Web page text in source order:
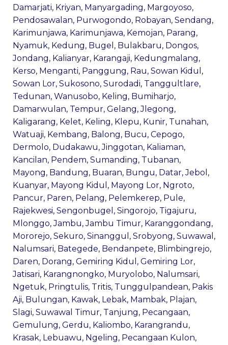
Damarjati, Kriyan, Manyargading, Margoyoso,
Pendosawalan, Purwogondo, Robayan, Sendang,
Karimunjawa, Karimunjawa, Kemojan, Parang,
Nyamuk, Kedung, Bugel , Bulakbaru, Dongos,
Jondang, Kalianyar, Karangaji, Kedungmalang,
Kerso, Menganti, Panggung, Rau, Sowan Kidul ,
Sowan Lor, Sukosono, Surodadi, Tanggultlare,
Tedunan, Wanusobo, Keling, Bumiharjo,
Damarwulan, Tempur, Gelang,Jlegong,
Kaligarang, Kelet, Keling, Klepu, Kunir, Tunahan,
Watuaji, Kembang, Balong, Bucu, Cepogo,
Dermolo, Dudakawu,Jinggotan, Kaliaman,
Kancilan, Pendem, Sumanding, Tubanan,
Mayong, Bandung, Buaran, Bungu, Datar,Jebol ,
Kuanyar, Mayong Kidul , Mayong Lor, Ngroto,
Pancur, Paren, Pelang, Pelemkerep, Pule,
Rajekwesi, Sengonbugel , Singorojo, Tigajuru,
Mlonggo,Jambu,Jambu Timur, Karanggondang,
Mororejo, Sekuro, Sinanggul , Srobyong, Suwawal ,
Nalumsari, Bategede, Bendanpete, Blimbingrejo,
Daren, Dorang, Gemiring Kidul , Gemiring Lor,
Jatisari, Karangnongko, Muryolobo, Nalumsari,
Ngetuk, Pringtulis, Tritis, Tunggulpandean, Pakis
Aji, Bulungan, Kawak, Lebak, Mambak, Plajan,
Slagi, Suwawal Timur, Tanjung, Pecangaan,
Gemulung, Gerdu, Kaliombo, Karangrandu,
Krasak, Lebuawu, Ngeling, Pecangaan Kulon,